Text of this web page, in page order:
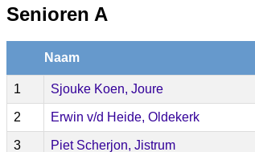
Senioren A
Naam
1 Sjouke Koen, Joure
2 Erwin v/d Heide, Oldekerk
3 Piet Scherjon, Jistrum